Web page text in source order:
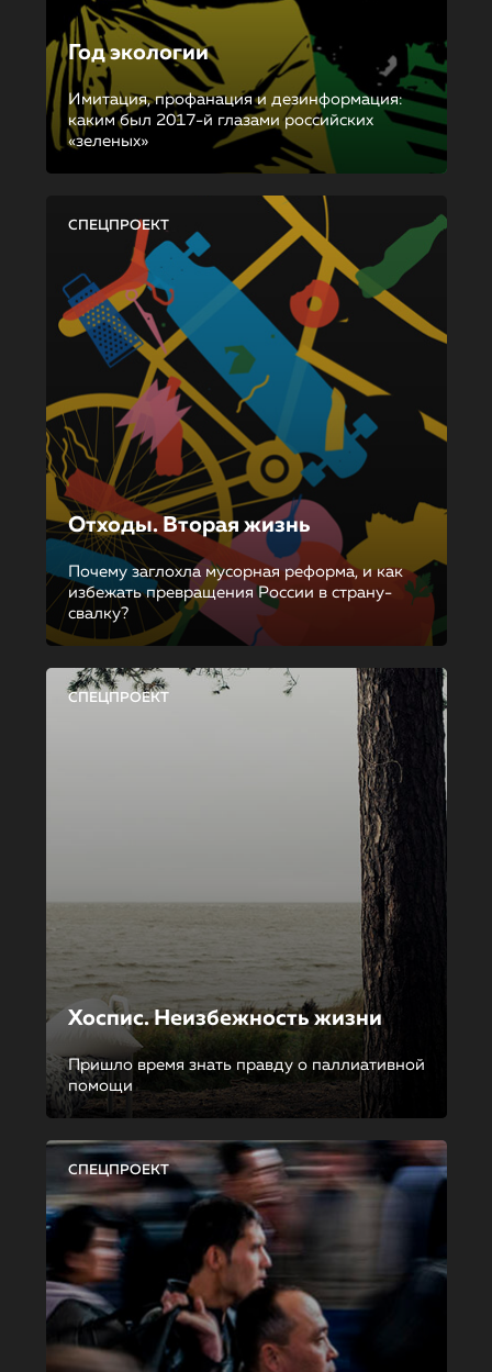
Год экологии
Имитация, профанация и дезинформация:
каким был 2017-й глазами российских
«зеленых»
СПЕЦПРОЕКТ
Отходы. Вторая жизнь
Почему заглохла мусорная реформа, и как
избежать превращения России в страну-
свалку?
СПЕЦПРОЕКТ
Хоспис. Неизбежность жизни
Пришло время знать правду о паллиативной
помощи
СПЕЦПРОЕКТ